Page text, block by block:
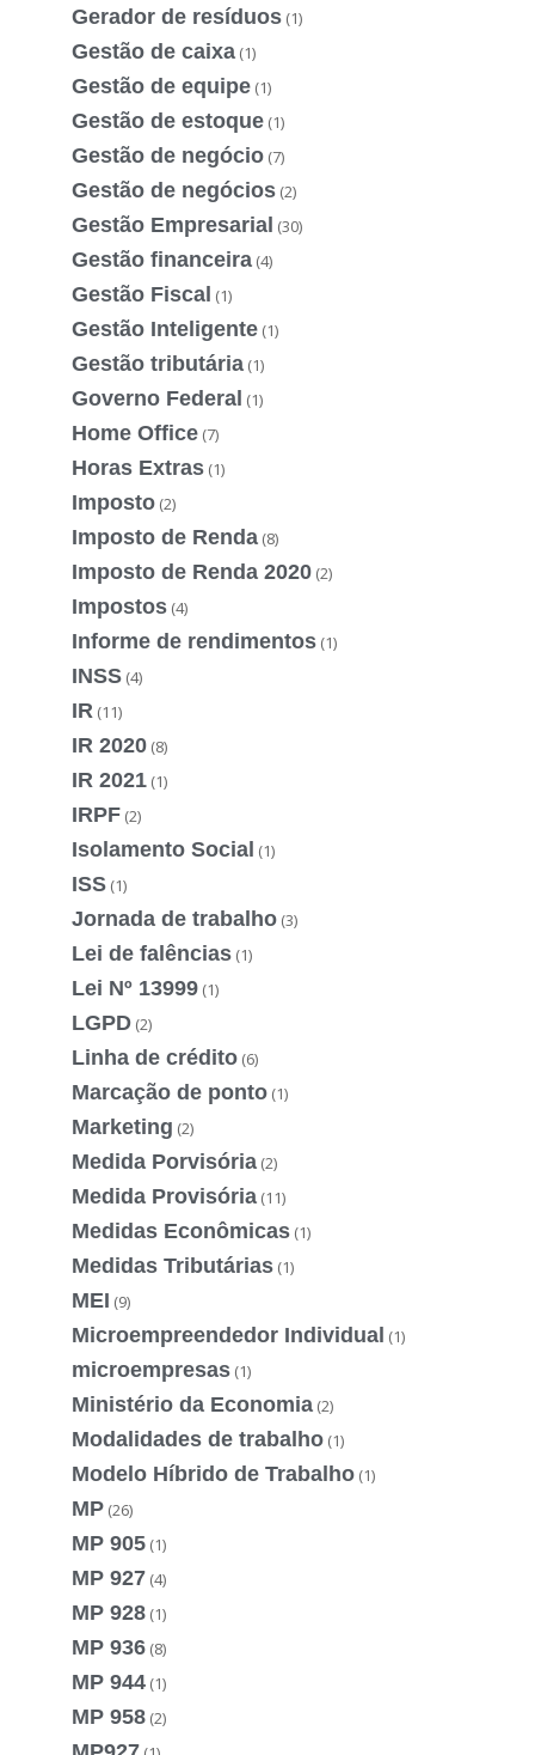
Gerador de resíduos (1)
Gestão de caixa (1)
Gestão de equipe (1)
Gestão de estoque (1)
Gestão de negócio (7)
Gestão de negócios (2)
Gestão Empresarial (30)
Gestão financeira (4)
Gestão Fiscal (1)
Gestão Inteligente (1)
Gestão tributária (1)
Governo Federal (1)
Home Office (7)
Horas Extras (1)
Imposto (2)
Imposto de Renda (8)
Imposto de Renda 2020 (2)
Impostos (4)
Informe de rendimentos (1)
INSS (4)
IR (11)
IR 2020 (8)
IR 2021 (1)
IRPF (2)
Isolamento Social (1)
ISS (1)
Jornada de trabalho (3)
Lei de falências (1)
Lei Nº 13999 (1)
LGPD (2)
Linha de crédito (6)
Marcação de ponto (1)
Marketing (2)
Medida Porvisória (2)
Medida Provisória (11)
Medidas Econômicas (1)
Medidas Tributárias (1)
MEI (9)
Microempreendedor Individual (1)
microempresas (1)
Ministério da Economia (2)
Modalidades de trabalho (1)
Modelo Híbrido de Trabalho (1)
MP (26)
MP 905 (1)
MP 927 (4)
MP 928 (1)
MP 936 (8)
MP 944 (1)
MP 958 (2)